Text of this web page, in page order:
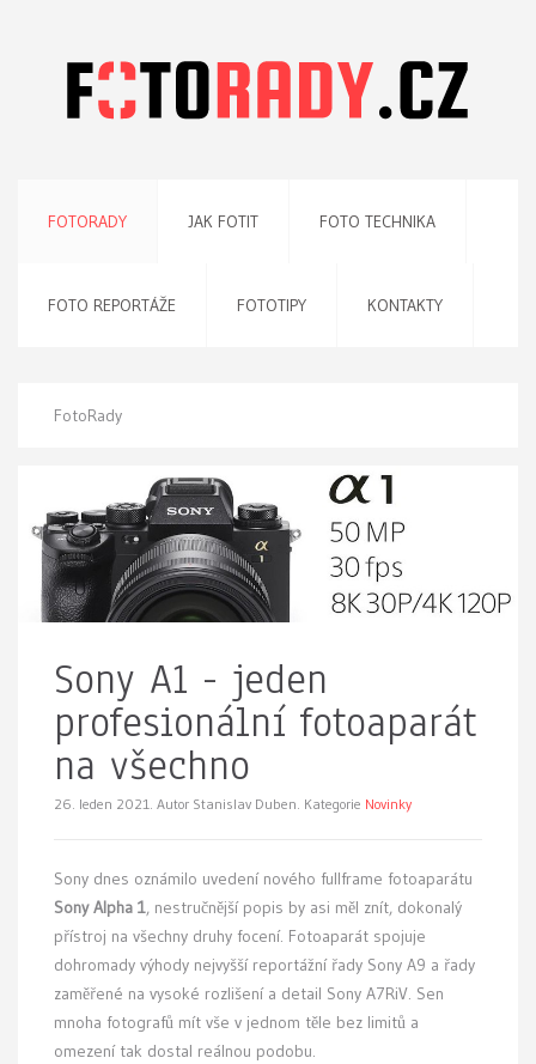
FOTORADY JAK FOTIT FOTO TECHNIKA
FOTO REPORTÁŽE FOTOTIPY KONTAKTY
FotoRady
Sony A1 - jeden
profesionální fotoaparát
na všechno
26. leden 2021. Autor Stanislav Duben. Kategorie Novinky
Sony dnes oznámilo uvedení nového fullframe fotoaparátu
Sony Alpha 1, nestručnější popis by asi měl znít, dokonalý
přístroj na všechny druhy focení. Fotoaparát spojuje
dohromady výhody nejvyšší reportážní řady Sony A9 a řady
zaměřené na vysoké rozlišení a detail Sony A7RiV. Sen
mnoha fotografů mít vše v jednom těle bez limitů a
omezení tak dostal reálnou podobu.